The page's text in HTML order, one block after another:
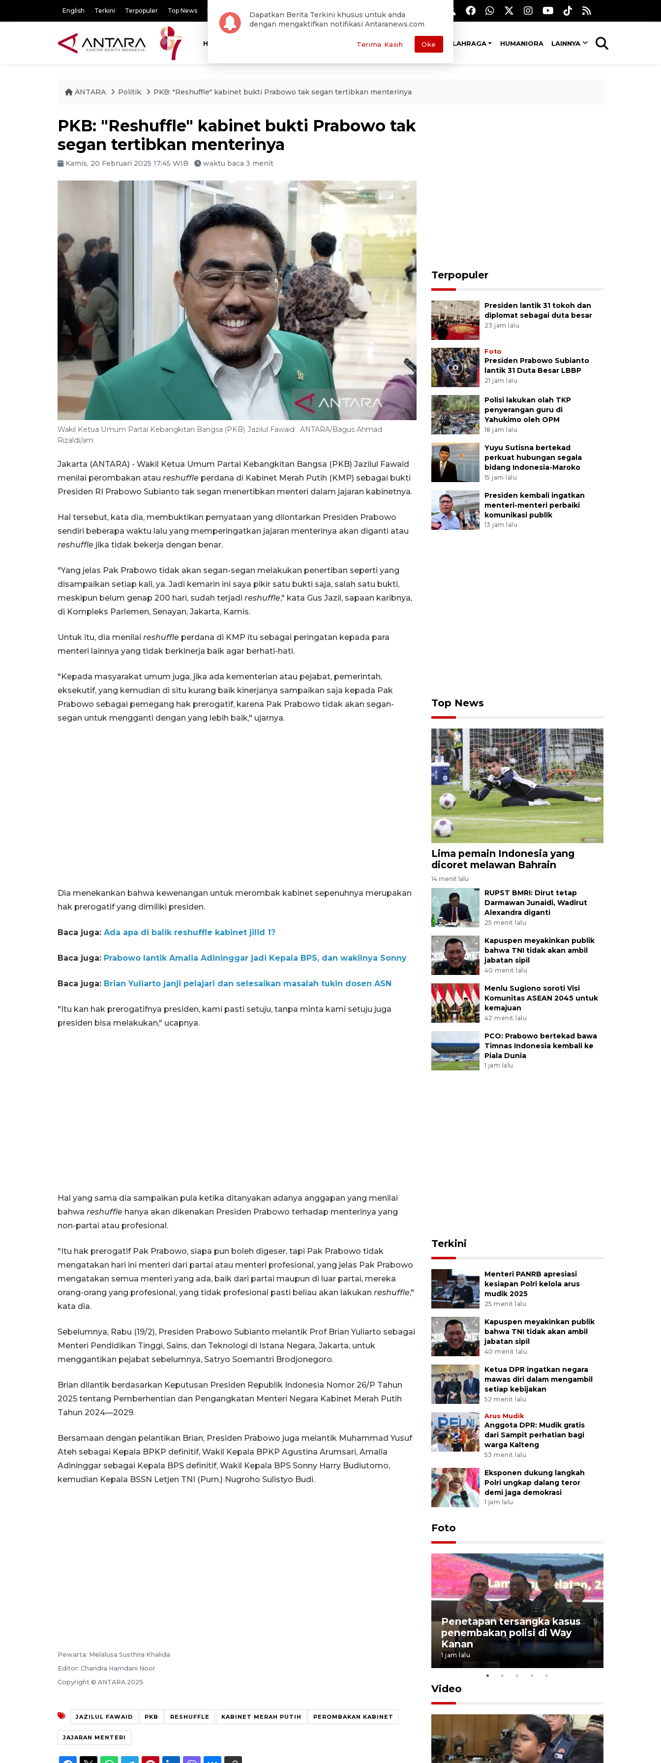
English Terkini Terpopuler Top News Pilihan Editor Pemilu Otomotif Antara Foto Redaksi
HOME METRO SEPAKBOLA OLAHRAGA HUMANIORA LAINNYA
ANTARA Politik PKB: "Reshuffle" kabinet bukti Prabowo tak segan tertibkan menterinya
PKB: "Reshuffle" kabinet bukti Prabowo tak
segan tertibkan menterinya
Kamis, 20 Februari 2025 17:45 WIB waktu baca 3 menit
Wakil Ketua Umum Partai Kebangkitan Bangsa (PKB) Jazilul Fawaid . ANTARA/Bagus Ahmad
Rizaldi/am.
Jakarta (ANTARA) - Wakil Ketua Umum Partai Kebangkitan Bangsa (PKB) Jazilul Fawaid
menilai perombakan atau reshuffle perdana di Kabinet Merah Putih (KMP) sebagai bukti
Presiden RI Prabowo Subianto tak segan menertibkan menteri dalam jajaran kabinetnya.
Hal tersebut, kata dia, membuktikan pernyataan yang dilontarkan Presiden Prabowo
sendiri beberapa waktu lalu yang memperingatkan jajaran menterinya akan diganti atau
reshuffle jika tidak bekerja dengan benar.
"Yang jelas Pak Prabowo tidak akan segan-segan melakukan penertiban seperti yang
disampaikan setiap kali, ya. Jadi kemarin ini saya pikir satu bukti saja, salah satu bukti,
meskipun belum genap 200 hari, sudah terjadi reshuffle," kata Gus Jazil, sapaan karibnya,
di Kompleks Parlemen, Senayan, Jakarta, Kamis.
Untuk itu, dia menilai reshuffle perdana di KMP itu sebagai peringatan kepada para
menteri lainnya yang tidak berkinerja baik agar berhati-hati.
"Kepada masyarakat umum juga, jika ada kementerian atau pejabat, pemerintah,
eksekutif, yang kemudian di situ kurang baik kinerjanya sampaikan saja kepada Pak
Prabowo sebagai pemegang hak prerogatif, karena Pak Prabowo tidak akan segan-
segan untuk mengganti dengan yang lebih baik," ujarnya.
Dia menekankan bahwa kewenangan untuk merombak kabinet sepenuhnya merupakan
hak prerogatif yang dimiliki presiden.
Baca juga: Ada apa di balik reshuffle kabinet jilid 1?
Baca juga: Prabowo lantik Amalia Adininggar jadi Kepala BPS, dan wakilnya Sonny
Baca juga: Brian Yuliarto janji pelajari dan selesaikan masalah tukin dosen ASN
"Itu kan hak prerogatifnya presiden, kami pasti setuju, tanpa minta kami setuju juga
presiden bisa melakukan," ucapnya.
Hal yang sama dia sampaikan pula ketika ditanyakan adanya anggapan yang menilai
bahwa reshuffle hanya akan dikenakan Presiden Prabowo terhadap menterinya yang
non-partai atau profesional.
"Itu hak prerogatif Pak Prabowo, siapa pun boleh digeser, tapi Pak Prabowo tidak
mengatakan hari ini menteri dari partai atau menteri profesional, yang jelas Pak Prabowo
mengatakan semua menteri yang ada, baik dari partai maupun di luar partai, mereka
orang-orang yang profesional, yang tidak profesional pasti beliau akan lakukan reshuffle,"
kata dia.
Sebelumnya, Rabu (19/2), Presiden Prabowo Subianto melantik Prof Brian Yuliarto sebagai
Menteri Pendidikan Tinggi, Sains, dan Teknologi di Istana Negara, Jakarta, untuk
menggantikan pejabat sebelumnya, Satryo Soemantri Brodjonegoro.
Brian dilantik berdasarkan Keputusan Presiden Republik Indonesia Nomor 26/P Tahun
2025 tentang Pemberhentian dan Pengangkatan Menteri Negara Kabinet Merah Putih
Tahun 2024—2029.
Bersamaan dengan pelantikan Brian, Presiden Prabowo juga melantik Muhammad Yusuf
Ateh sebagai Kepala BPKP definitif, Wakil Kepala BPKP Agustina Arumsari, Amalia
Adininggar sebagai Kepala BPS definitif, Wakil Kepala BPS Sonny Harry Budiutomo,
kemudian Kepala BSSN Letjen TNI (Purn.) Nugroho Sulistyo Budi.
Pewarta: Melalusa Susthira Khalida
Editor: Chandra Hamdani Noor
Copyright © ANTARA 2025
JAZILUL FAWAID PKB RESHUFFLE KABINET MERAH PUTIH PEROMBAKAN KABINET
JAJARAN MENTERI
Terpopuler
Presiden lantik 31 tokoh dan
diplomat sebagai duta besar
23 jam lalu
Foto
Presiden Prabowo Subianto
lantik 31 Duta Besar LBBP
21 jam lalu
Polisi lakukan olah TKP
penyerangan guru di
Yahukimo oleh OPM
18 jam lalu
Yuyu Sutisna bertekad
perkuat hubungan segala
bidang Indonesia-Maroko
15 jam lalu
Presiden kembali ingatkan
menteri-menteri perbaiki
komunikasi publik
13 jam lalu
Top News
Lima pemain Indonesia yang
dicoret melawan Bahrain
14 menit lalu
RUPST BMRI: Dirut tetap
Darmawan Junaidi, Wadirut
Alexandra diganti
25 menit lalu
Kapuspen meyakinkan publik
bahwa TNI tidak akan ambil
jabatan sipil
40 menit lalu
Menlu Sugiono soroti Visi
Komunitas ASEAN 2045 untuk
kemajuan
42 menit lalu
PCO: Prabowo bertekad bawa
Timnas Indonesia kembali ke
Piala Dunia
1 jam lalu
Terkini
Menteri PANRB apresiasi
kesiapan Polri kelola arus
mudik 2025
25 menit lalu
Kapuspen meyakinkan publik
bahwa TNI tidak akan ambil
jabatan sipil
40 menit lalu
Ketua DPR ingatkan negara
mawas diri dalam mengambil
setiap kebijakan
52 menit lalu
Arus Mudik
Anggota DPR: Mudik gratis
dari Sampit perhatian bagi
warga Kalteng
53 menit lalu
Eksponen dukung langkah
Polri ungkap dalang teror
demi jaga demokrasi
1 jam lalu
Foto
Penetapan tersangka kasus
penembakan polisi di Way
Kanan
1 jam lalu
Video
Dapatkan Berita Terkini khusus untuk anda
dengan mengaktifkan notifikasi Antaranews.com
Oke
Terima Kasih